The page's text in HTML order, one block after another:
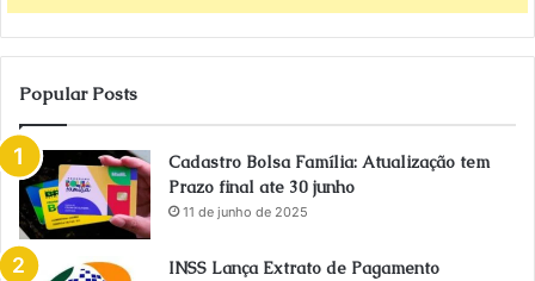
Popular Posts
Cadastro Bolsa Família: Atualização tem
Prazo final ate 30 junho
11 de junho de 2025
INSS Lança Extrato de Pagamento